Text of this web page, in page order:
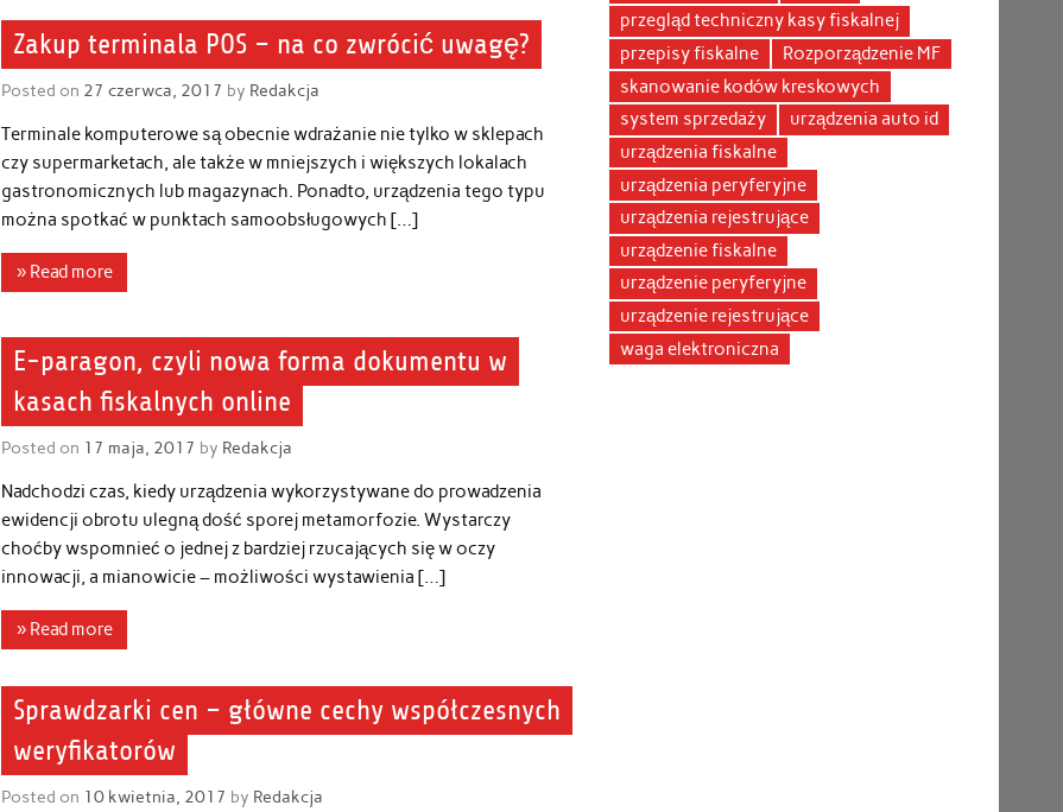
Zakup terminala POS – na co zwrócić uwagę?
Posted on 27 czerwca, 2017 by Redakcja
Terminale komputerowe są obecnie wdrażanie nie tylko w sklepach
czy supermarketach, ale także w mniejszych i większych lokalach
gastronomicznych lub magazynach. Ponadto, urządzenia tego typu
można spotkać w punktach samoobsługowych […]
» Read more
E-paragon, czyli nowa forma dokumentu w
kasach fiskalnych online
Posted on 17 maja, 2017 by Redakcja
Nadchodzi czas, kiedy urządzenia wykorzystywane do prowadzenia
ewidencji obrotu ulegną dość sporej metamorfozie. Wystarczy
choćby wspomnieć o jednej z bardziej rzucających się w oczy
innowacji, a mianowicie – możliwości wystawienia […]
» Read more
Sprawdzarki cen – główne cechy współczesnych
weryfikatorów
Posted on 10 kwietnia, 2017 by Redakcja
przegląd techniczny kasy fiskalnej
przepisy fiskalne
Rozporządzenie MF
skanowanie kodów kreskowych
system sprzedaży
urządzenia auto id
urządzenia fiskalne
urządzenia peryferyjne
urządzenia rejestrujące
urządzenie fiskalne
urządzenie peryferyjne
urządzenie rejestrujące
waga elektroniczna